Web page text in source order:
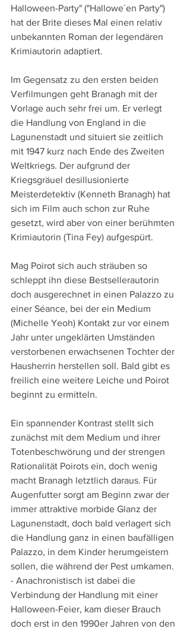
Halloween-Party" ("Hallowe´en Party")
hat der Brite dieses Mal einen relativ
unbekannten Roman der legendären
Krimiautorin adaptiert.
Im Gegensatz zu den ersten beiden
Verfilmungen geht Branagh mit der
Vorlage auch sehr frei um. Er verlegt
die Handlung von England in die
Lagunenstadt und situiert sie zeitlich
mit 1947 kurz nach Ende des Zweiten
Weltkriegs. Der aufgrund der
Kriegsgräuel desillusionierte
Meisterdetektiv (Kenneth Branagh) hat
sich im Film auch schon zur Ruhe
gesetzt, wird aber von einer berühmten
Krimiautorin (Tina Fey) aufgespürt.
Mag Poirot sich auch sträuben so
schleppt ihn diese Bestsellerautorin
doch ausgerechnet in einen Palazzo zu
einer Séance, bei der ein Medium
(Michelle Yeoh) Kontakt zur vor einem
Jahr unter ungeklärten Umständen
verstorbenen erwachsenen Tochter der
Hausherrin herstellen soll. Bald gibt es
freilich eine weitere Leiche und Poirot
beginnt zu ermitteln.
Ein spannender Kontrast stellt sich
zunächst mit dem Medium und ihrer
Totenbeschwörung und der strengen
Rationalität Poirots ein, doch wenig
macht Branagh letztlich daraus. Für
Augenfutter sorgt am Beginn zwar der
immer attraktive morbide Glanz der
Lagunenstadt, doch bald verlagert sich
die Handlung ganz in einen baufälligen
Palazzo, in dem Kinder herumgeistern
sollen, die während der Pest umkamen.
- Anachronistisch ist dabei die
Verbindung der Handlung mit einer
Halloween-Feier, kam dieser Brauch
doch erst in den 1990er Jahren von den